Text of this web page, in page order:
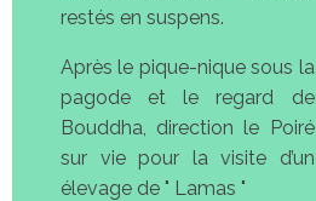
restés en suspens.
Après le pique-nique sous la
pagode et le regard de
Bouddha, direction le Poiré
sur vie pour la visite d’un
élevage de " Lamas "